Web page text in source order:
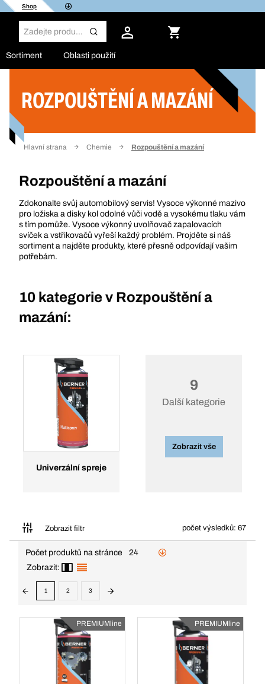
Shop
Sortiment Oblasti použití
ROZPOUŠTĚNÍ A MAZÁNÍ
Hlavní strana Chemie Rozpouštění a mazání
Rozpouštění a mazání
Zdokonalte svůj automobilový servis! Vysoce výkonné mazivo
pro ložiska a disky kol odolné vůči vodě a vysokému tlaku vám
s tím pomůže. Vysoce výkonný uvolňovač zapalovacích
svíček a vstřikovačů vyřeší každý problém. Projděte si náš
sortiment a najděte produkty, které přesně odpovídají vašim
potřebám.
10 kategorie v Rozpouštění a
mazání:
Univerzální spreje
9
Další kategorie
Zobrazit vše
Zobrazit filtr počet výsledků: 67
Filtr
Počet produktů na stránce
24
Zobrazit:
1 2 3
PREMIUMline PREMIUMline